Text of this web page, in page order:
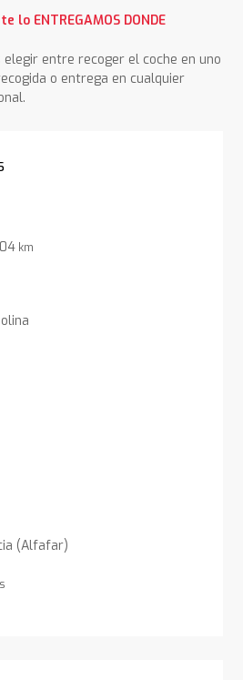
lo ENTREGAMOS DONDE
entre recoger el coche en uno
o entrega en cualquier
km
(Alfafar)